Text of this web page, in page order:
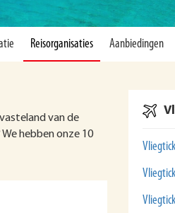
Reisorganisaties Aanbiedingen
van de
hebben onze 10